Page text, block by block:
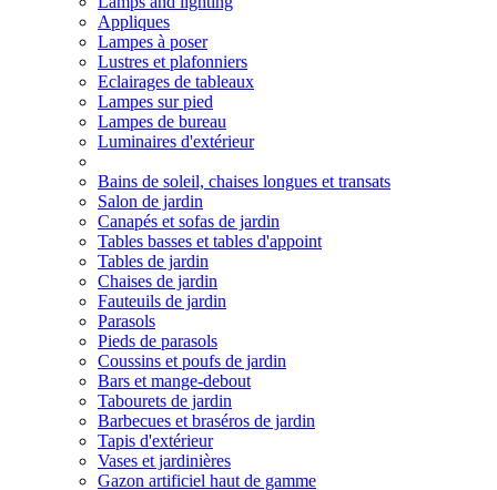
Appliques
Lampes à poser
Lustres et plafonniers
Eclairages de tableaux
Lampes sur pied
Lampes de bureau
Luminaires d'extérieur
Bains de soleil, chaises longues et transats
Salon de jardin
Canapés et sofas de jardin
Tables basses et tables d'appoint
Tables de jardin
Chaises de jardin
Fauteuils de jardin
Parasols
Pieds de parasols
Coussins et poufs de jardin
Bars et mange-debout
Tabourets de jardin
Barbecues et braséros de jardin
Tapis d'extérieur
Vases et jardinières
Gazon artificiel haut de gamme